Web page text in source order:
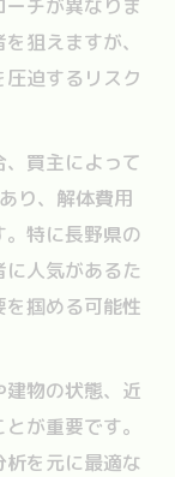
チが異なりま
狙えますが、
迫するリスク
買主によって
り、解体費用
特に長野県の
人気があるた
掴める可能性
物の状態、近
が重要です。
を元に最適な